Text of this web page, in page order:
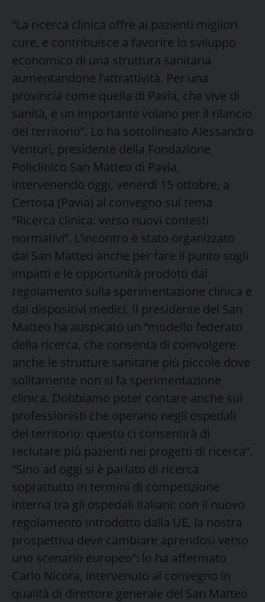
“La ricerca clinica offre ai pazienti migliori
cure, e contribuisce a favorire lo sviluppo
economico di una struttura sanitaria
aumentandone l’attrattività. Per una
provincia come quella di Pavia, che vive di
sanità, è un importante volano per il rilancio
del territorio”. Lo ha sottolineato Alessandro
Venturi, presidente della Fondazione
Policlinico San Matteo di Pavia,
intervenendo oggi, venerdì 15 ottobre, a
Certosa (Pavia) al convegno sul tema
“Ricerca clinica: verso nuovi contesti
normativi”. L’incontro è stato organizzato
dal San Matteo anche per fare il punto sugli
impatti e le opportunità prodotti dal
regolamento sulla sperimentazione clinica e
dai dispositivi medici. Il presidente del San
Matteo ha auspicato un “modello federato
della ricerca, che consenta di coinvolgere
anche le strutture sanitarie più piccole dove
solitamente non si fa sperimentazione
clinica. Dobbiamo poter contare anche sui
professionisti che operano negli ospedali
del territorio: questo ci consentirà di
reclutare più pazienti nei progetti di ricerca”.
“Sino ad oggi si è parlato di ricerca
soprattutto in termini di competizione
interna tra gli ospedali italiani: con il nuovo
regolamento introdotto dalla UE, la nostra
prospettiva deve cambiare aprendosi verso
uno scenario europeo”: lo ha affermato
Carlo Nicora, intervenuto al convegno in
qualità di direttore generale del San Matteo